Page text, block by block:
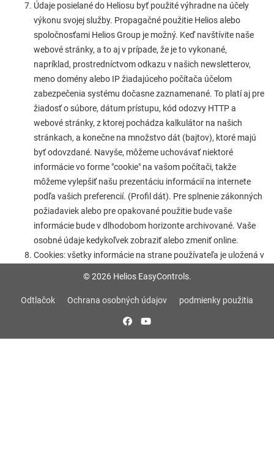
Údaje posielané do Heliosu byť použité výhradne na účely
výkonu svojej služby. Propagačné použitie Helios alebo
spoločnosťami Helios Group je možný. Keď navštívite naše
webové stránky, a to aj v prípade, že je to vykonané,
napríklad, prostredníctvom odkazu v našich newsletterov,
meno domény alebo IP žiadajúceho počítača účelom
zabezpečenia systému dočasne zaznamenané. To platí aj pre
žiadosť o súbore, dátum prístupu, kód odozvy HTTP a
webové stránky, z ktorej pochádza kalkulátor na našich
stránkach, a konečne na množstvo dát (bajtov), ​​ktoré majú
byť odovzdané. Navyše, môžeme uchovávať niektoré
informácie vo forme "cookie" na vašom počítači, takže
môžeme vylepšiť našu prezentáciu informácií na internete
podľa vašich preferencií. (Profil dát). Pre splnenie zákonných
požiadaviek alebo pre opakované použitie bude vaše
informácie bude v dlhodobom horizonte archivované. Vaše
osobné údaje kedykoľvek zobraziť alebo zmeniť online.
Cookies: všetky informácie na strane používateľa je uložená v
informácií relácie na báze, ktorá sa používa, napríklad, do
databázy procesov, napr k uchovaniu informácií o projekte
uložená prostredníctvom tak zvané "cookie" na vašom
© 2026 Helios EasyControls.
Odtlačok Ochrana osobných údajov podmienky použitia